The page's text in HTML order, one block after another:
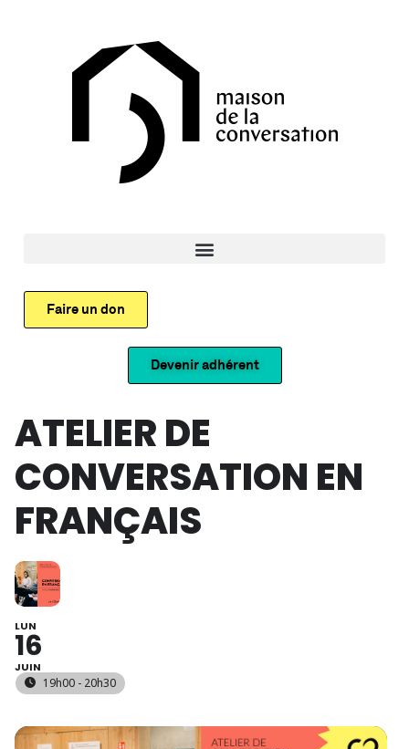
Faire un don
Devenir adhérent
ATELIER DE
CONVERSATION EN
FRANÇAIS
LUN
16
JUIN
19h00 - 20h30